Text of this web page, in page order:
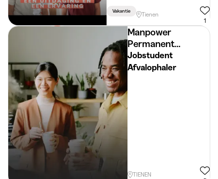
Vakantie
Tienen
1
Manpower
Permanent
Placement
Jobstudent
Afvalophaler
TIENEN